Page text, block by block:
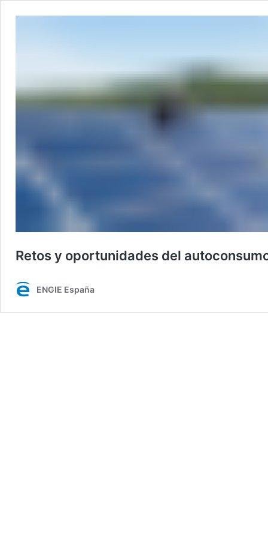
Retos y oportunidades del
ENGIE España